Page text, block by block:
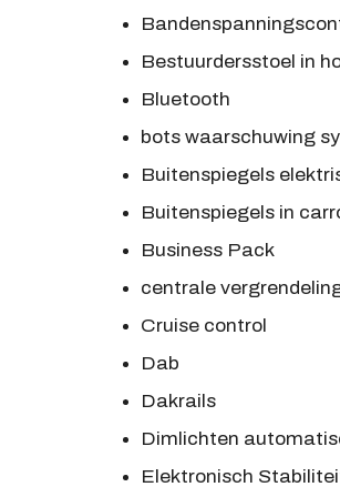
Bestuurdersstoel in
Bluetooth
bots waarschuwing
Buitenspiegels
Buitenspiegels in
Business Pack
centrale
Cruise control
Dab
Dakrails
Dimlichten
Elektronisch